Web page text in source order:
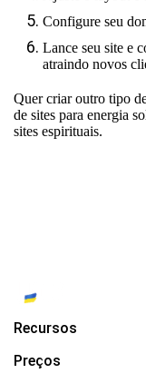
Configure seu
Lance seu site e
atraindo novos
Quer criar outro tipo
de sites para energia
sites espirituais.
Recursos
Preços